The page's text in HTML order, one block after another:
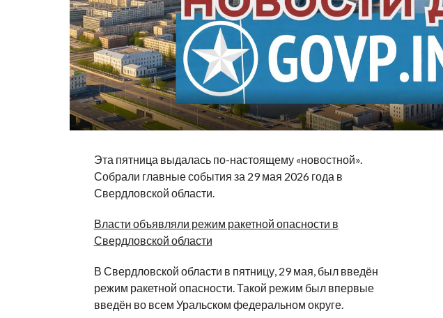
Эта пятница выдалась по-настоящему «новостной».
Собрали главные события за 29 мая 2026 года в
Свердловской области.
Власти объявляли режим ракетной опасности в
Свердловской области
В Свердловской области в пятницу, 29 мая, был введён
режим ракетной опасности. Такой режим был впервые
введён во всем Уральском федеральном округе.